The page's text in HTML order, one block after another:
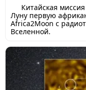
Китайская
Луну первую
Africa2Moon с
Вселенной.